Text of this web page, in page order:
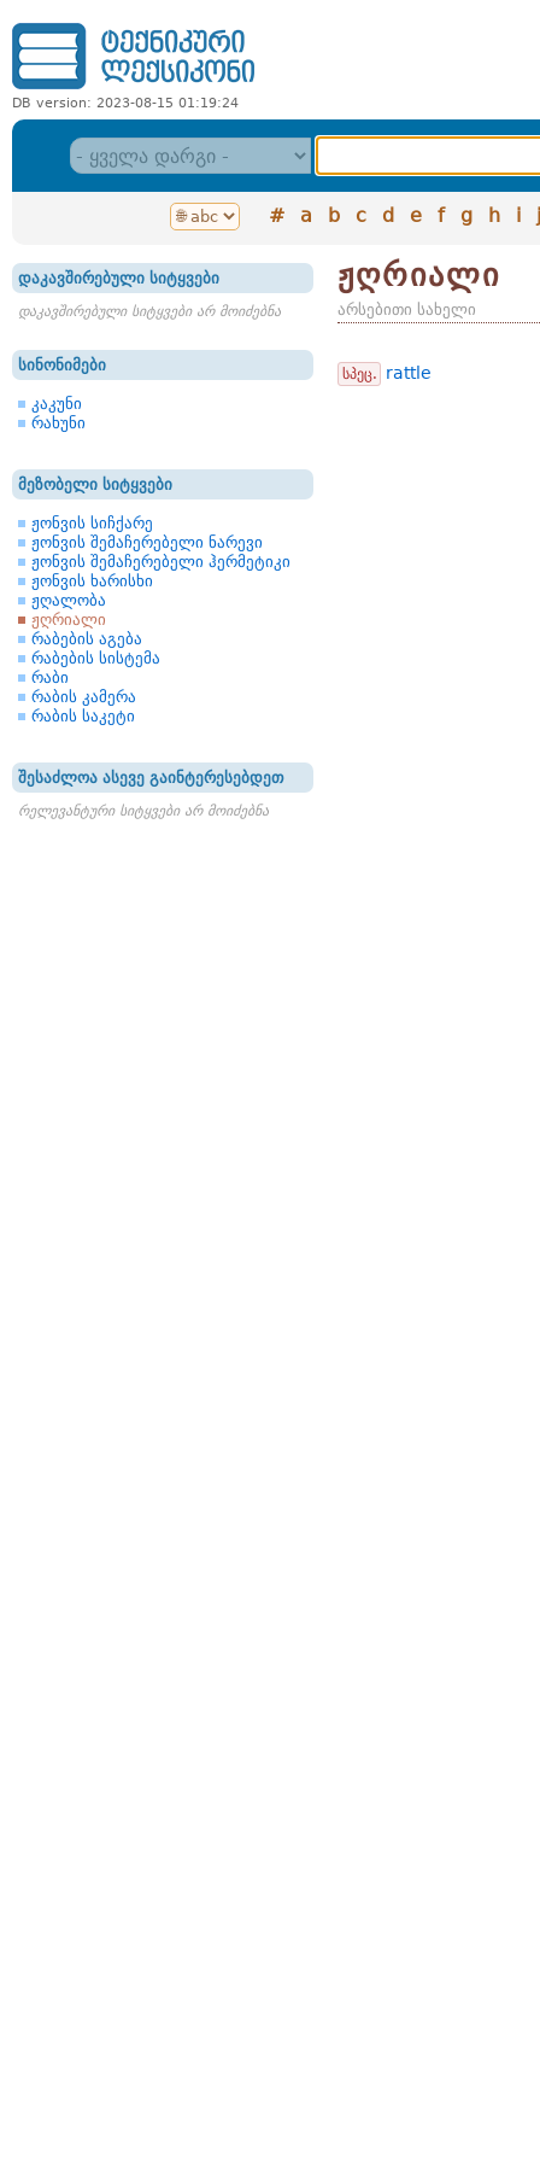
DB version: 2023-08-15 01:19:24
# a b c d e f g h i j
დაკავშირებული სიტყვები
დაკავშირებული სიტყვები არ მოიძებნა
სინონიმები
კაკუნი
რახუნი
მეზობელი სიტყვები
ჟონვის სიჩქარე
ჟონვის შემაჩერებელი ნარევი
ჟონვის შემაჩერებელი ჰერმეტიკი
ჟონვის ხარისხი
ჟღალობა
ჟღრიალი
რაბების აგება
რაბების სისტემა
რაბი
რაბის კამერა
რაბის საკეტი
შესაძლოა ასევე გაინტერესებდეთ
რელევანტური სიტყვები არ მოიძებნა
ჟღრიალი
არსებითი სახელი
სპეც. rattle